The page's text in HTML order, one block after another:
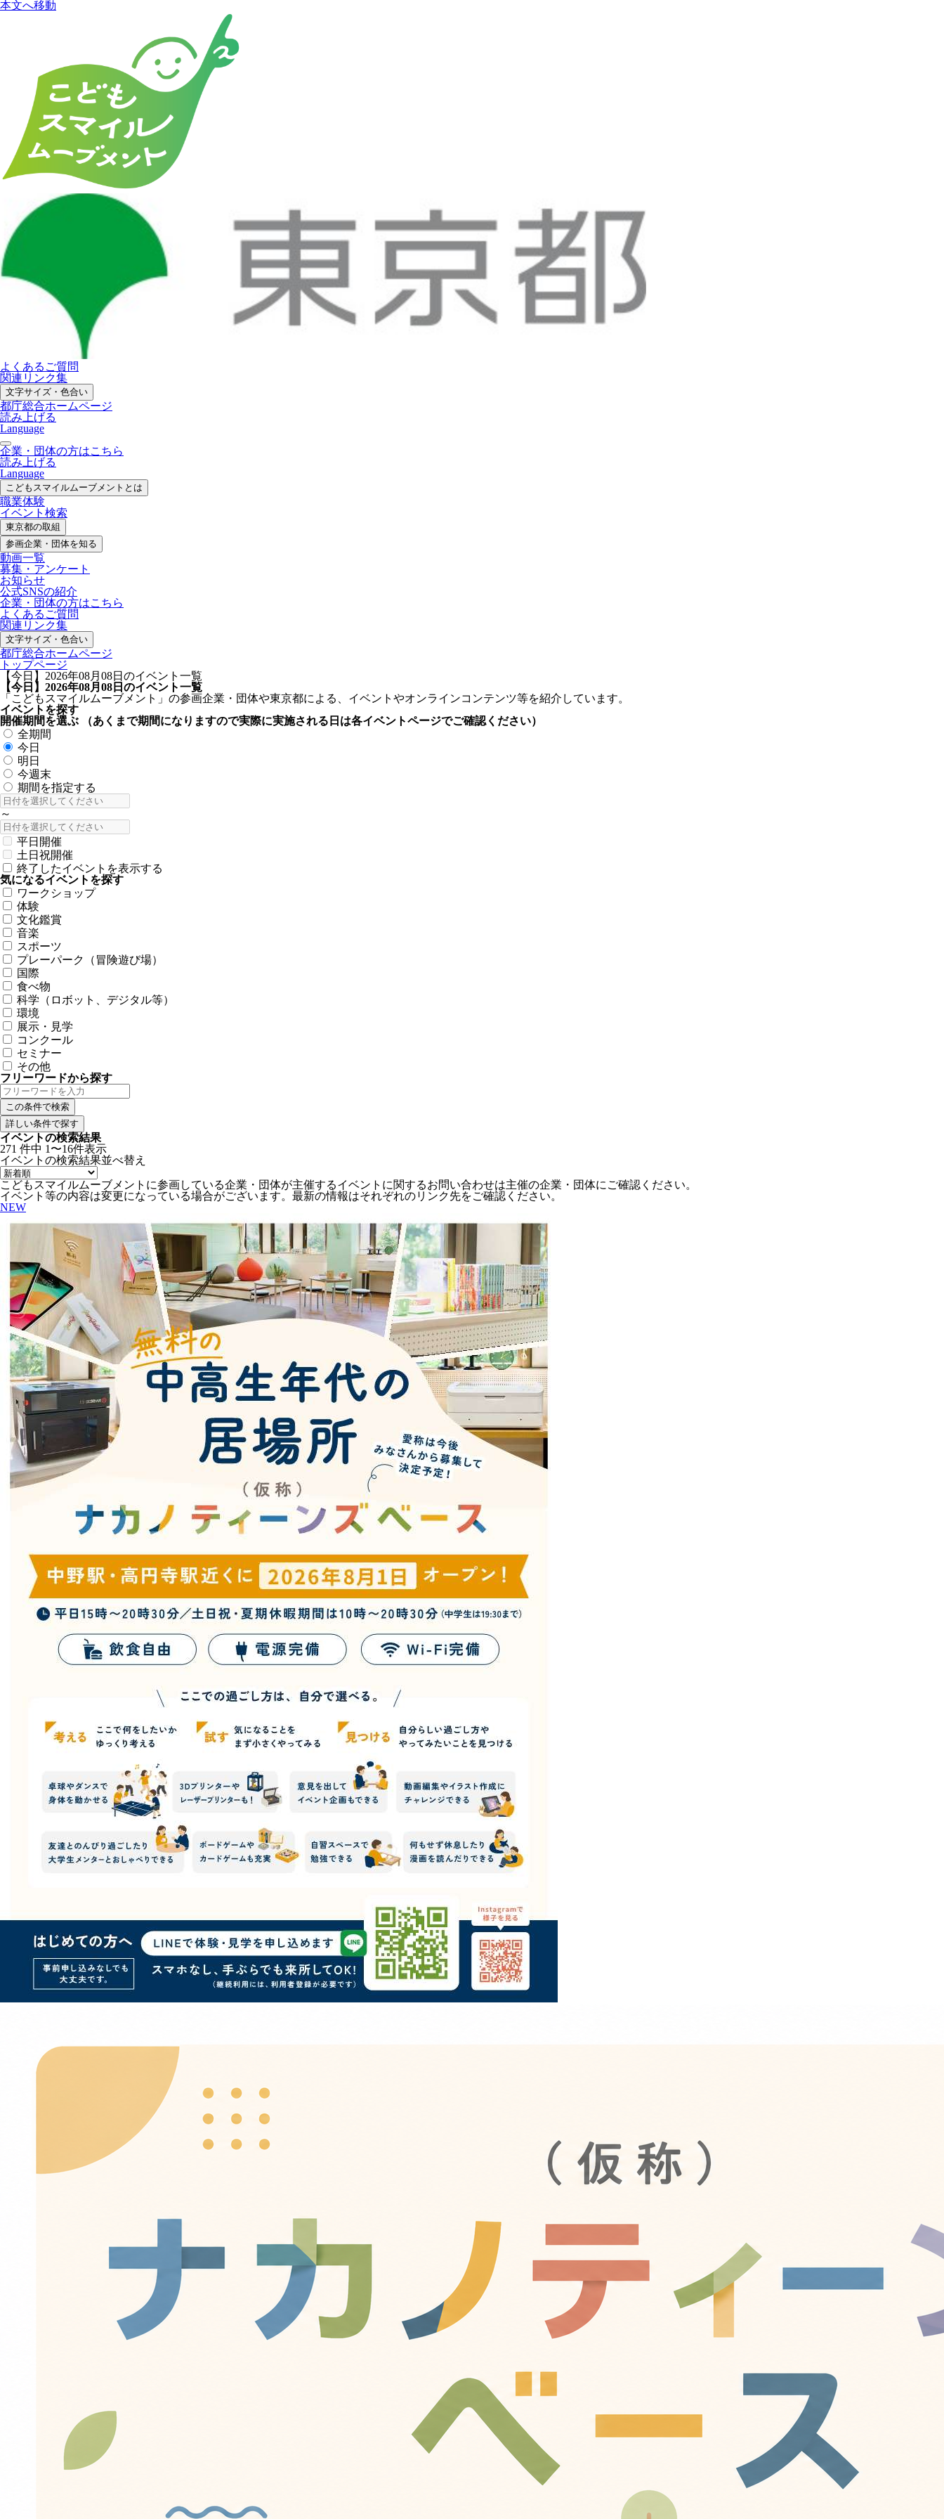
本文へ移動
よくあるご質問
関連リンク集
文字サイズ・色合い
都庁総合ホームページ
読み上げる
Language
企業・団体の方はこちら
読み上げる
Language
こどもスマイルムーブメントとは
職業体験
イベント検索
東京都の取組
参画企業・ 団体を知る
動画一覧
募集・ アンケート
お知らせ
公式SNSの紹介
企業・団体の方はこちら
よくあるご質問
関連リンク集
文字サイズ・色合い
都庁総合ホームページ
トップページ
【今日】2026年08月08日のイベント一覧
【今日】2026年08月08日のイベント一覧
「こどもスマイルムーブメント」の参画企業・団体や東京都による、イベントやオンラインコンテンツ等を紹介しています。
イベントを探す
開催期間を選ぶ
（あくまで期間になりますので実際に実施される日は各イベントページでご確認ください）
全期間
今日
明日
今週末
期間を指定する
～
平日開催
土日祝開催
終了したイベントを表示する
気になるイベントを探す
ワークショップ
体験
文化鑑賞
音楽
スポーツ
プレーパーク（冒険遊び場）
国際
食べ物
科学（ロボット、デジタル等）
環境
展示・見学
コンクール
セミナー
その他
フリーワードから探す
詳しい条件で探す
イベントの検索結果
271 件中 1〜16件表示
イベントの検索結果並べ替え
こどもスマイルムーブメントに参画している企業・団体が主催するイベントに関するお問い合わせは主催の企業・団体にご確認ください。
イベント等の内容は変更になっている場合がございます。最新の情報はそれぞれのリンク先をご確認ください。
NEW